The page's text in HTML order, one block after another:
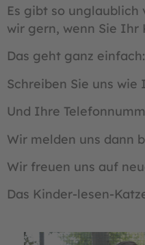
Es gibt so
wir gern, wenn Sie Ihr
Das geht ganz
Schreiben Sie uns
Und Ihre
Wir melden uns dann
Wir freuen uns auf
Das Kinder-lesen-